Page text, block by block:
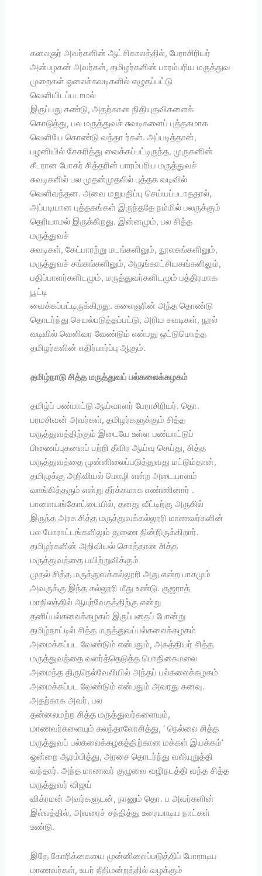
கலைஞர் அவர்களின் ஆட்சிகாலத்தில், பேராசிரியர்
அன்பழகன் அவர்கள், தமிழர்களின் பாரம்பரிய மருத்துவ
முறைகள் ஓலைச்சுவடிகளில் எழுதப்பட்டு
வெளியிடப்படாமல்
இருப்பது கண்டு, அதற்கான நிதியுதவிகளைக்
கொடுத்து, பல மருத்துவச் சுவடிகளைப் புத்தகமாக
வெளியே கொண்டு வந்தா ர்கள். அப்படித்தான்,
பழனியில் சேகரித்து வைக்கப்பட்டிருந்த, முருகனின்
சீடரான போகர் சித்தரின் பாரம்பரிய மருத்துவச்
சுவடிகளில் பல முதன்முதலில் புத்தக வடிவில்
வெளிவந்தன. அவை மறுபதிப்பு செய்யப்படாததால்,
அப்படியான புத்தகங்கள் இருந்ததே நம்மில் பலருக்கும்
தெரியாமல் இருக்கிறது. இன்னமும், பல சித்த
மருத்துவச்
சுவடிகள், கேட்பாரற்று மடங்களிலும், நூலகங்களிலும்,
மருத்துவச் சங்கங்களிலும், அருங்காட்சியகங்களிலும்,
பதிப்பாளர்களிடமும், மருத்துவர்களிடமும் பத்திரமாக
பூட்டி
வைக்கப்பட்டிருக்கிறது. கலைஞரின் அந்த தொண்டு
தொடர்ந்து செயல்படுத்தப்பட்டு, அரிய சுவடிகள், நூல்
வடிவில் வெளிவர வேண்டும் என்பது ஒட்டுமொத்த
தமிழர்களின் எதிர்பார்ப்பு ஆகும்.
தமிழ்நாடு சித்த மருத்துவப் பல்கலைக்கழகம்
தமிழ்ப் பண்பாட்டு ஆய்வாளர் பேராசிரியர். தொ.
பரமசிவன் அவர்கள், தமிழர்களுக்கும் சித்த
மருத்துவத்திற்கும் இடையே உள்ள பண்பாட்டுப்
பிணைப்புகளைப் பற்றி தீவிர ஆய்வு செய்து, சித்த
மருத்துவத்தை முன்னிலைப்படுத்துவது மட்டும்தான்,
தமிழுக்கு அறிவியல் மொழி என்ற அடையாளம்
வாங்கித்தரும் என்று தீர்க்கமாக எண்ணினார் .
பாளையங்கோட்டையில், தனது வீட்டிற்கு அருகில்
இருந்த அரசு சித்த மருத்துவக்கல்லூரி மாணவர்களின்
பல போராட்டங்களிலும் துணை நின்றிருக்கிறார்.
தமிழர்களின் அறிவியல் சொத்தான சித்த
மருத்துவத்தை பயிற்றுவிக்கும்
முதல் சித்த மருத்துவக்கல்லூரி அது என்ற பாசமும்
அவருக்கு இந்த கல்லூரி மீது உண்டு. குஜராத்
மாநிலத்தில் ஆயுர்வேதத்திற்கு என்று
தனிப்பல்கலைக்கழகம் இருப்பதைப் போன்று
தமிழ்நாட்டில் சித்த மருத்துவப்பல்கலைக்கழகம்
அமைக்கப்பட வேண்டும் என்பதும், அகத்தியர் சித்த
மருத்துவத்தை வளர்த்தெடுத்த பொதிகைமலை
அமைந்த திருநெல்வேலியில் அந்தப் பல்கலைக்கழகம்
அமைக்கப்பட வேண்டும் என்பதும் அவரது கனவு.
அதற்காக அவர், பல
தன்னலமற்ற சித்த மருத்துவர்களையும்,
மாணவர்களையும் கலந்தாலோசித்து, ‘ நெல்லை சித்த
மருத்துவப் பல்கலைக்கழகத்திற்கான மக்கள் இயக்கம்’
ஒன்றை ஆரம்பித்து, அரசை தொடர்ந்து வலியுறுத்தி
வந்தார். அந்த மாணவர் குழுவை வழிநடத்தி வந்த சித்த
மருத்துவர் விஜய்
விக்ரமன் அவர்களுடன், நானும் தொ. ப அவர்களின்
இல்லத்தில், அவரைச் சந்தித்து உரையாடிய நாட்கள்
உண்டு.
இதே கோரிக்கையை முன்னிலைப்படுத்திப் போராடிய
மாணவர்கள், உயர் நீதிமன்றத்தில் வழக்கும்